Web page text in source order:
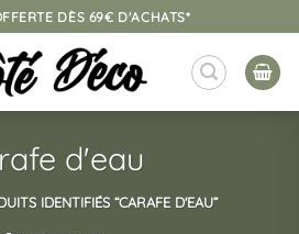
DÈS 69€ D'ACHATS*
d'eau
IDENTIFIÉS “CARAFE D'EAU”